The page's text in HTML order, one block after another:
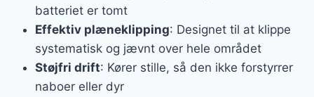
batteriet er tomt
Effektiv plæneklipping: Designet til at klippe
systematisk og jævnt over hele området
Støjfri drift: Kører stille, så den ikke forstyrrer
naboer eller dyr